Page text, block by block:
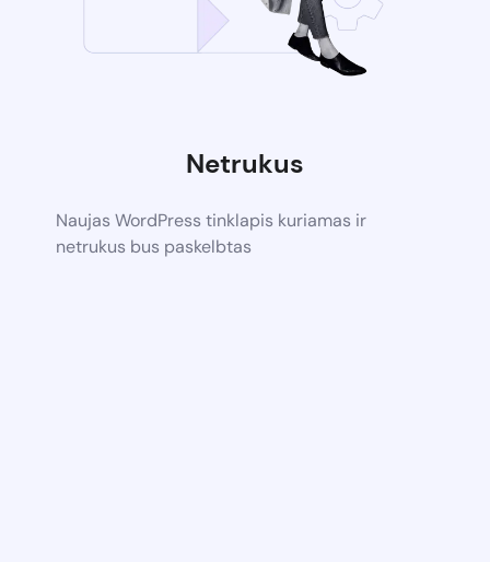
Netrukus
Naujas WordPress tinklapis kuriamas ir
netrukus bus paskelbtas